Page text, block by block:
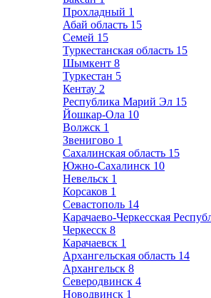
Прохладный 1
Абай область 15
Семей 15
Туркестанская область 15
Шымкент 8
Туркестан 5
Кентау 2
Республика Марий Эл 15
Йошкар-Ола 10
Волжск 1
Звенигово 1
Сахалинская область 15
Южно-Сахалинск 10
Невельск 1
Корсаков 1
Севастополь 14
Карачаево-Черкесская
Черкесск 8
Карачаевск 1
Архангельская область 14
Архангельск 8
Северодвинск 4
Новодвинск 1